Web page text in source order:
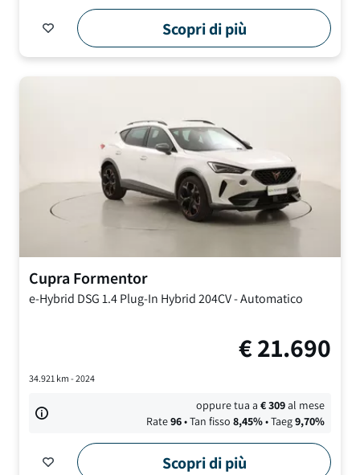
Scopri di più
Cupra Formentor
e-Hybrid DSG1.4 Plug-In Hybrid 204CV-Automatico
€21.690
34.921km - 2024
oppure tua a€309al mese
Rate96• Tan fisso 8,45%• Taeg9,70%
Scopri di più